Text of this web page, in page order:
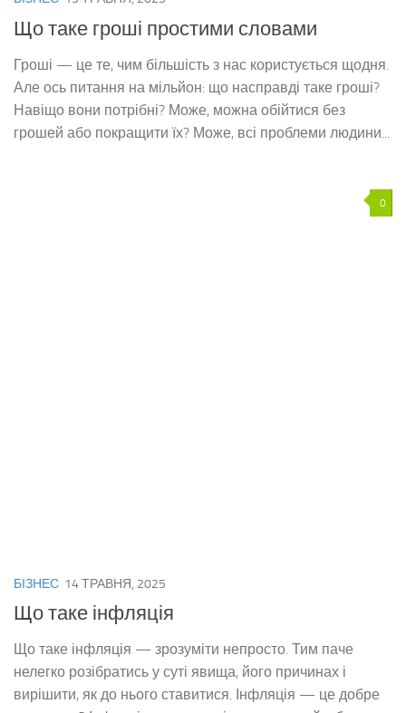
Що таке гроші простими словами
Гроші — це те, чим більшість з нас користується щодня.
Але ось питання на мільйон: що насправді таке гроші?
Навіщо вони потрібні? Може, можна обійтися без
грошей або покращити їх? Може, всі проблеми людини...
0
БІЗНЕС 14 ТРАВНЯ, 2025
Що таке інфляція
Що таке інфляція — зрозуміти непросто. Тим паче
нелегко розібратись у суті явища, його причинах і
вирішити, як до нього ставитися. Інфляція — це добре